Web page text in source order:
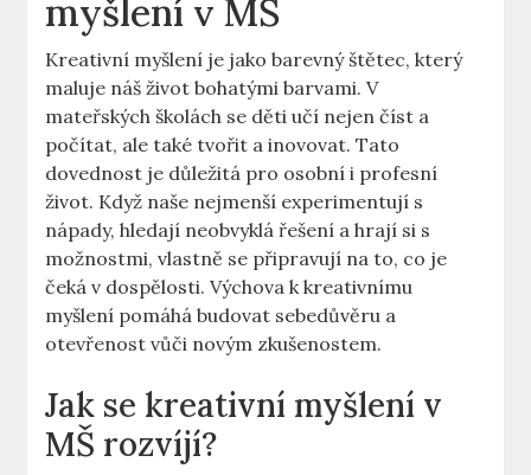
myšlení v MŠ
Kreativní⁣ myšlení ‍je‍ jako barevný štětec, který ​
maluje náš život bohatými barvami. ⁤V
mateřských školách se děti učí nejen číst a
‌počítat, ale také tvořit a inovovat. Tato
dovednost je důležitá pro osobní i profesní
život. Když naše ‌nejmenší experimentují s
nápady, hledají neobvyklá řešení a hrají si s
možnostmi, vlastně se připravují na to, co je
čeká v dospělosti. ⁣Výchova k kreativnímu
myšlení pomáhá budovat sebedůvěru a
otevřenost vůči novým zkušenostem.
Jak se kreativní myšlení v
MŠ rozvíjí?